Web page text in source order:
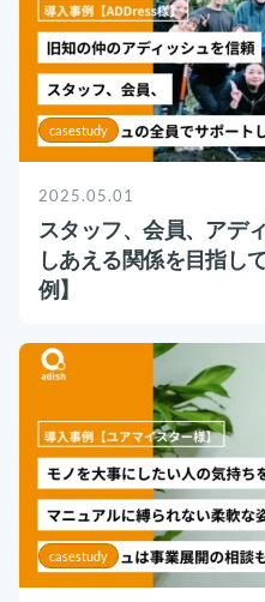
CSツール導入・運用支援
ツール選定・運用支援
Zendesk導入支援
その他ご支援​
ユーザーインタビュー
インサイドセールス代行
お役
セ
メル
casestudy
2025.05.01
スタッフ、会員、アデ
しあえる関係を目指し
例】
casestudy